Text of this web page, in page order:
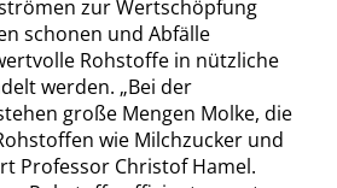
zur Wertschöpfung
schonen und Abfälle
Rohstoffe in nützliche
werden. „Bei der
große Mengen Molke, die
wie Milchzucker und
Professor Christof Hamel.